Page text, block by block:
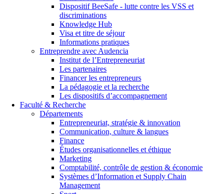
Dispositif BeeSafe - lutte contre les VSS et
discriminations
Knowledge Hub
Visa et titre de séjour
Informations pratiques
Entreprendre avec Audencia
Institut de l’Entrepreneuriat
Les partenaires
Financer les entrepreneurs
La pédagogie et la recherche
Les dispositifs d’accompagnement
Faculté & Recherche
Départements
Entrepreneuriat, stratégie & innovation
Communication, culture & langues
Finance
Études organisationnelles et éthique
Marketing
Comptabilité, contrôle de gestion & économie
Systèmes d’Information et Supply Chain
Management